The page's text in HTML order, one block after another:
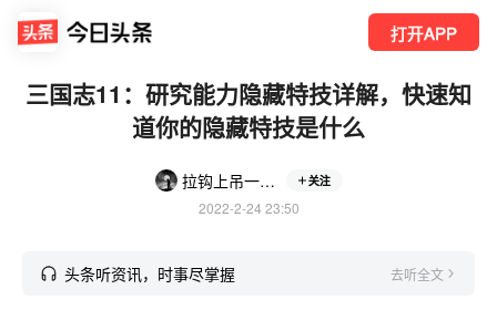
打开APP
三国志11：研究能力隐藏特技详解，快速知
道你的隐藏特技是什么
拉钩上吊一百年不许变 关注
2022-2-24 23:50
头条听资讯，时事尽掌握 去听全文